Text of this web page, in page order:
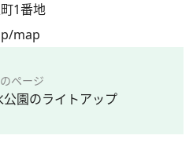
1番地
map
ページ
園のライトアップ